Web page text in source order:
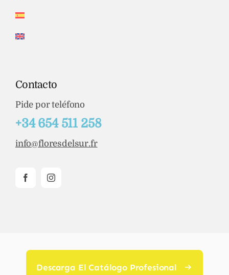
Contacto
Pide por teléfono
+34 654 511 258
info@floresdelsur.fr
Descarga El Catálogo Profesional